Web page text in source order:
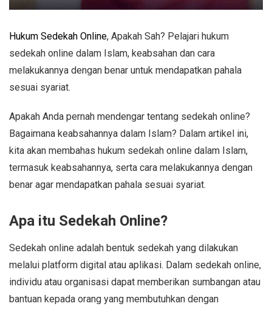
Hukum Sedekah Online, Apakah Sah? Pelajari hukum
sedekah online dalam Islam, keabsahan dan cara
melakukannya dengan benar untuk mendapatkan pahala
sesuai syariat.
Apakah Anda pernah mendengar tentang sedekah online?
Bagaimana keabsahannya dalam Islam? Dalam artikel ini,
kita akan membahas hukum sedekah online dalam Islam,
termasuk keabsahannya, serta cara melakukannya dengan
benar agar mendapatkan pahala sesuai syariat.
Apa itu Sedekah Online?
Sedekah online adalah bentuk sedekah yang dilakukan
melalui platform digital atau aplikasi. Dalam sedekah online,
individu atau organisasi dapat memberikan sumbangan atau
bantuan kepada orang yang membutuhkan dengan